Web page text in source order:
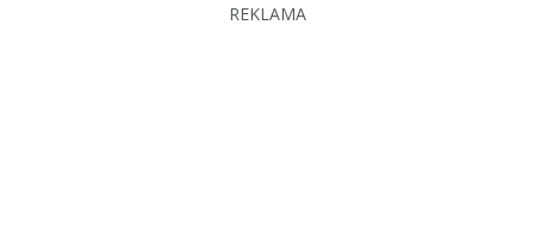
REKLAMA